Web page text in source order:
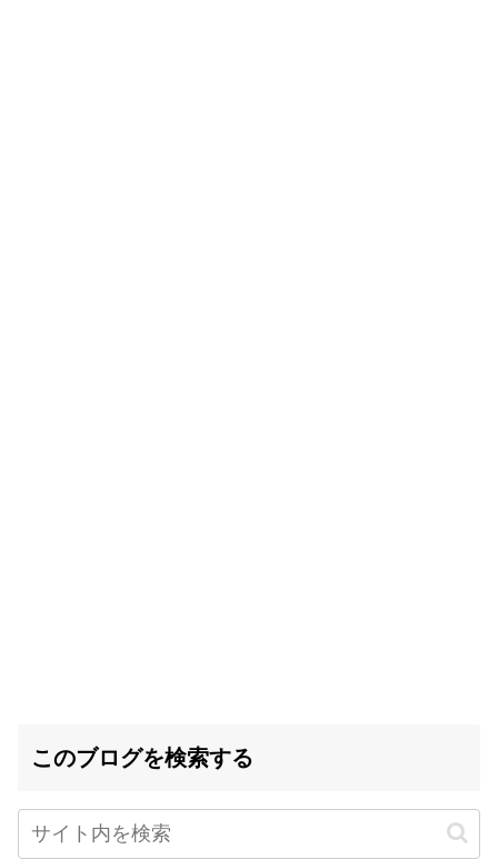
このブログを検索する